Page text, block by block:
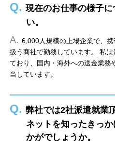
Q. 現在のお仕事の様子
い。
A. 6,000人規模の上場企業で、
扱う商社で勤務しています。 私
ており、国内・海外への送金業務
当しています。
Q. 弊社では2社派遣就業
ネットを知ったきっ
かがでしょうか。